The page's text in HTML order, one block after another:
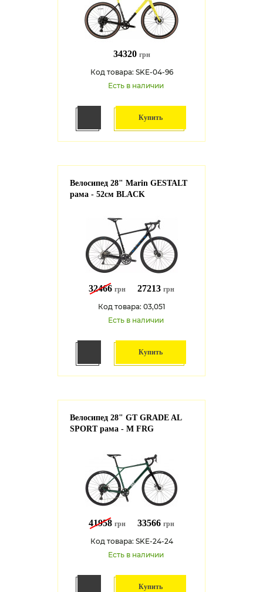
34320 грн
Код товара: SKE-04-96
Есть в наличии
Купить
Велосипед 28" Marin GESTALT
рама - 52см BLACK
32466 грн 27213 грн
Код товара: 03,051
Есть в наличии
Купить
Велосипед 28" GT GRADE AL
SPORT рама - M FRG
41958 грн 33566 грн
Код товара: SKE-24-24
Есть в наличии
Купить